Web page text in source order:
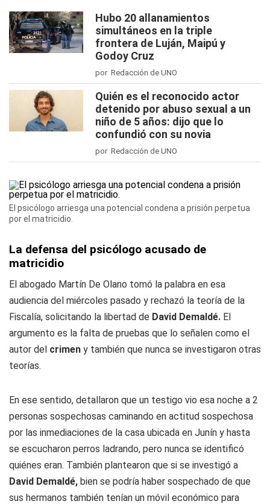
Hubo 20 allanamientos
simultáneos en la triple
frontera de Luján, Maipú y
Godoy Cruz
por Redacción de UNO
Quién es el reconocido actor
detenido por abuso sexual a un
niño de 5 años: dijo que lo
confundió con su novia
por Redacción de UNO
El psicólogo arriesga una potencial condena a prisión perpetua
por el matricidio.
La defensa del psicólogo acusado de
matricidio
El abogado Martín De Olano tomó la palabra en esa
audiencia del miércoles pasado y rechazó la teoría de la
Fiscalía, solicitando la libertad de David Demaldé. El
argumento es la falta de pruebas que lo señalen como el
autor del crimen y también que nunca se investigaron otras
teorías.
En ese sentido, detallaron que un testigo vio esa noche a 2
personas sospechosas caminando en actitud sospechosa
por las inmediaciones de la casa ubicada en Junín y hasta
se escucharon perros ladrando, pero nunca se identificó
quiénes eran. También plantearon que si se investigó a
David Demaldé, bien se podría haber sospechado de que
sus hermanos también tenían un móvil económico para